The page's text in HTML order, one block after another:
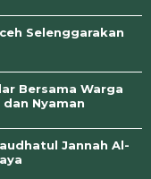
Selenggarakan
Bersama Warga
Nyaman
Jannah Al-